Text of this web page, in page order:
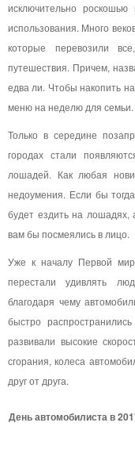
исключительно
использования. Много
которые перевозили
путешествия. Причем,
едва ли. Чтобы накопить
меню на неделю для семьи.
Только в середине
городах стали
лошадей. Как любая
недоумения. Если бы
будет ездить на лошадях,
вам бы посмеялись в лицо.
Уже к началу Первой
перестали удивлять
благодаря чему
быстро
развивали высокие
сгорания, колеса
друг от друга.
День автомобилиста в